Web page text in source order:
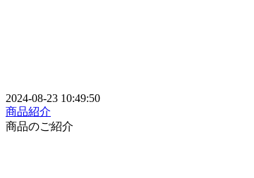
2024-08-23 10:49:50
商品紹介
商品のご紹介